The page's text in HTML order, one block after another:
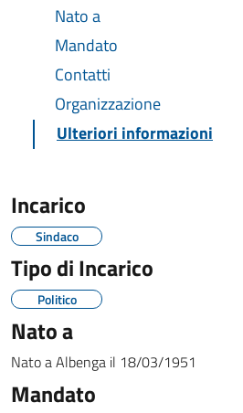
Nato a
Mandato
Contatti
Organizzazione
Ulteriori informazioni
Incarico
Sindaco
Tipo di Incarico
Politico
Nato a
Nato aAlbenga il 18/03/1951
Mandato